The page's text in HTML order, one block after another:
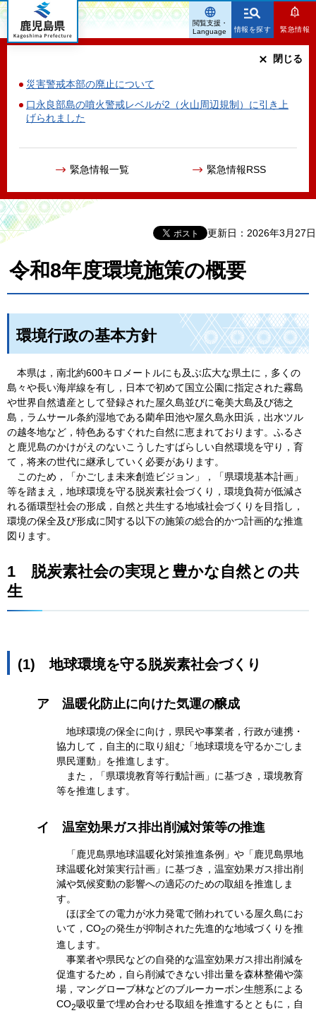
鹿児島県
情報を探す 緊急情報
災害警戒本部の廃止について
口永良部島の噴火警戒レベルが2（火山周辺規制）に引き上
げられました
緊急情報一覧 緊急情報RSS
閉じる
閲覧支援・
Language
更新日：2026年3月27日
令和8年度環境施策の概要
環境行政の基本方針
本県は，南北約600キロメートルにも及ぶ広大な県土に，多くの
島々や長い海岸線を有し，日本で初めて国立公園に指定された霧島
や世界自然遺産として登録された屋久島並びに奄美大島及び徳之
島，ラムサール条約湿地である藺牟田池や屋久島永田浜，出水ツル
の越冬地など，特色あるすぐれた自然に恵まれております。ふるさ
と鹿児島のかけがえのないこうしたすばらしい自然環境を守り，育
て，将来の世代に継承していく必要があります。
このため ，「かごしま未来創造ビジョン」，「県環境基本計画」
等を踏まえ，地球環境を守る脱炭素社会づくり，環境負荷が低減さ
れる循環型社会の形成，自然と共生する地域社会づくりを目指し，
環境の保全及び形成に関する以下の施策の総合的かつ計画的な推進
図ります。
1
脱炭素社会の実現と豊かな自然との共
生
(1) 地球環境を守る脱炭素社会づくり
ア 温暖化防止に向けた気運の醸成
地球環境の保全に向け，県民や事業者，行政が連携・
協力して，自主的に取り組む「地球環境を守るかごしま
県民運動」を推進します。
また，「県環境教育等行動計画」に基づき，環境教育
等を推進します。
イ 温室効果ガス排出削減対策等の推進
「鹿児島県地球温暖化対策推進条例」や「鹿児島県地
球温暖化対策実行計画」に基づき，温室効果ガス排出削
減や気候変動の影響への適応のための取組を推進しま
す。
ほぼ全ての電力が水力発電で賄われている屋久島にお
いて，CO2の発生が抑制された先進的な地域づくりを推
進します。
事業者や県民などの自発的な温室効果ガス排出削減を
促進するため，自ら削減できない排出量を森林整備や藻
場，マングローブ林などのブルーカーボン生態系による
CO2吸収量で埋め合わせる取組を推進するとともに，自